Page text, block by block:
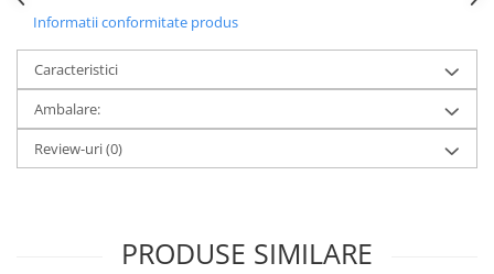
Informatii conformitate produs
Caracteristici
Ambalare:
Review-uri(0)
PRODUSE SIMILARE